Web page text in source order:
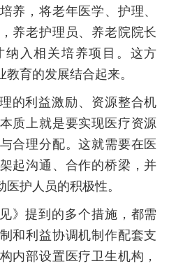
养，将老年医学、护理、
养老护理员、养老院院长
入相关培养项目。这方
育的发展结合起来。
的利益激励、资源整合机
质上就是要实现医疗资源
合理分配。这就需要在医
起沟通、合作的桥梁，并
护人员的积极性。
》提到的多个措施，都需
和利益协调机制作配套支
内部设置医疗卫生机构，